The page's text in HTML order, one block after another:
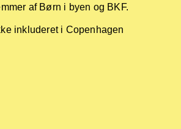
af Børn i byen og BKF.
inkluderet i Copenhagen